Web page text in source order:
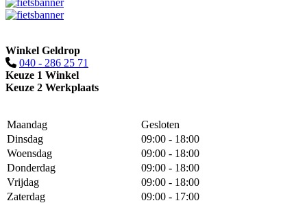
Winkel Geldrop
040 - 286 25 71
Keuze 1 Winkel
Keuze 2 Werkplaats
Maandag
Gesloten
Dinsdag
09:00 - 18:00
Woensdag
09:00 - 18:00
Donderdag
09:00 - 18:00
Vrijdag
09:00 - 18:00
Zaterdag
09:00 - 17:00